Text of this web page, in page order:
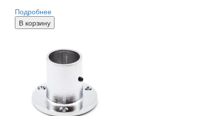
Подробнее
В корзину